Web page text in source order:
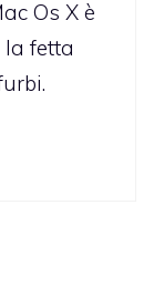
Os X è
la fetta